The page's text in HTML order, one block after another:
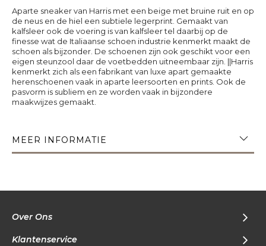
Aparte sneaker van Harris met een beige met bruine ruit en op
de neus en de hiel een subtiele legerprint. Gemaakt van
kalfsleer ook de voering is van kalfsleer tel daarbij op de
finesse wat de Italiaanse schoen industrie kenmerkt maakt de
schoen als bijzonder. De schoenen zijn ook geschikt voor een
eigen steunzool daar de voetbedden uitneembaar zijn. ||Harris
kenmerkt zich als een fabrikant van luxe apart gemaakte
herenschoenen vaak in aparte leersoorten en prints. Ook de
pasvorm is subliem en ze worden vaak in bijzondere
maakwijzes gemaakt.
MEER INFORMATIE
Over Ons
Klantenservice